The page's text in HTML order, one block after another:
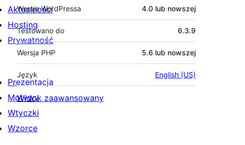
Wersja WordPressa 4.0 lub nowszej
Testowano do 6.3.9
Wersja PHP 5.6 lub nowszej
Język English (US)
Widok zaawansowany
Aktualności
Hosting
Prywatność
Prezentacja
Motywy
Wtyczki
Wzorce